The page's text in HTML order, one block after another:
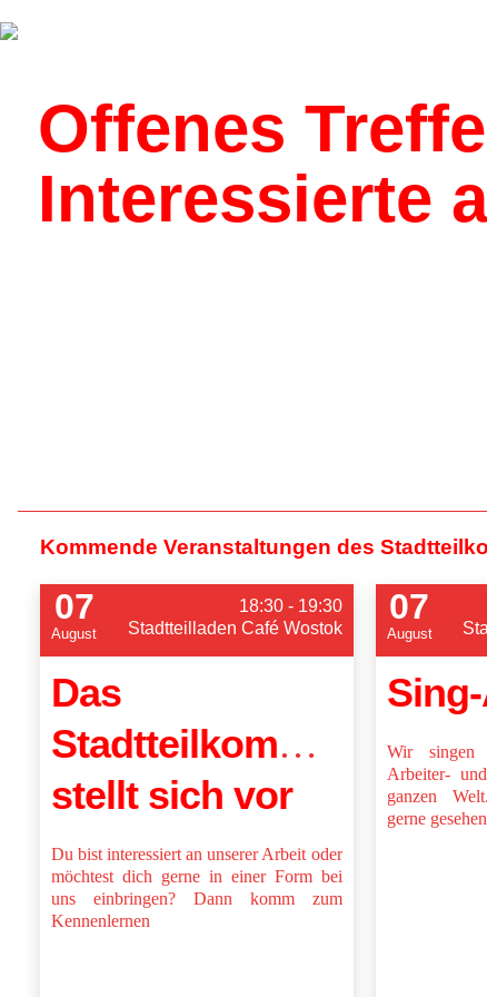
Offenes
Interessierte
Kommende Veranstaltungen des
07
August
18:30 - 19:30
Stadtteilladen Café Wostok
Das
Stadtteilkommittee
stellt sich vor
Du bist interessiert an unserer Arbeit oder
möchtest dich gerne in einer Form bei
uns einbringen? Dann komm zum
Kennenlernen
07
August
Wir singen
Arbeiter-
ganzen
gerne